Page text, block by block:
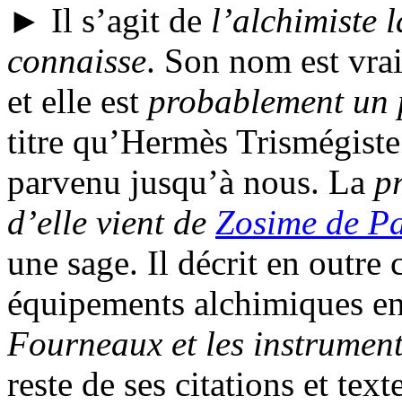
► Il s’agit de l’alchimiste
connaisse. Son nom est
et elle est probablement un
titre qu’Hermès
parvenu jusqu’à nous. La
d’elle vient de Zosime de
une sage. Il décrit en outre
équipements alchimiques
Fourneaux et les
reste de ses citations et